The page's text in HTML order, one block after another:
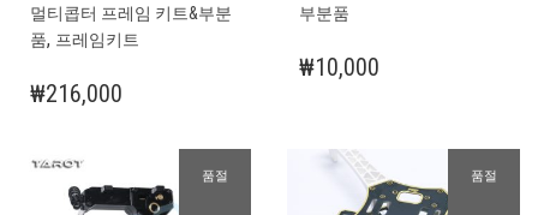
멀티콥터 프레임 키트&부분
품, 프레임키트
₩216,000
부분품
₩10,000
품절 품절